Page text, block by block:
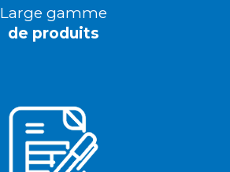
Large gamme
de produits